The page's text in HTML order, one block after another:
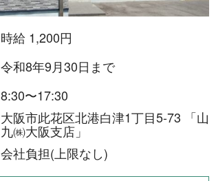
時給 1,200円
令和8年9月30日まで
8:30〜17:30
大阪市此花区北港白津1丁目5-73 「山
九㈱大阪支店」
会社負担(上限なし)